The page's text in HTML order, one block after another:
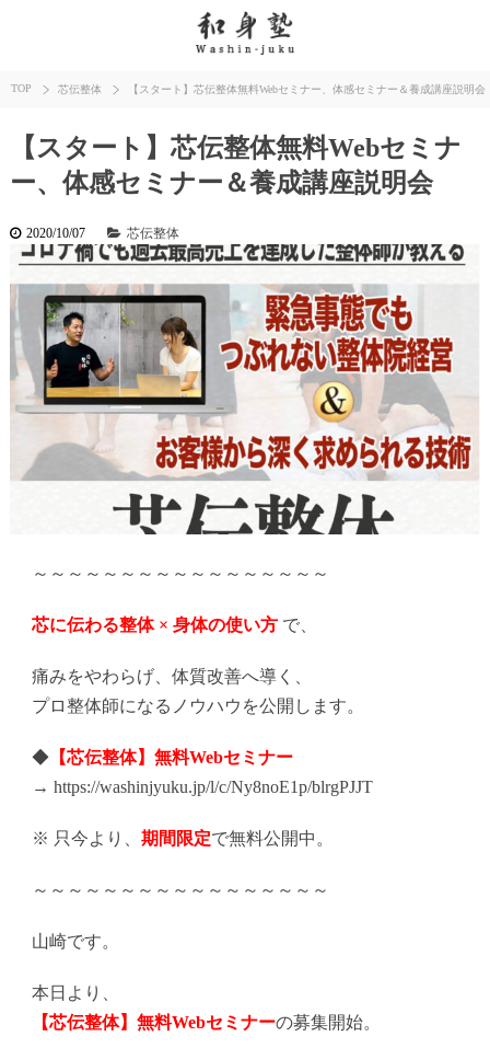
TOP 芯伝整体 【スタート】芯伝整体無料Webセミナー、体感セミナー＆養成講座説明
【スタート】芯伝整体無料Webセミナ
ー、体感セミナー＆養成講座説明会
2020/10/07 芯伝整体
～～～～～～～～～～～～～～～～～
芯に伝わる整体 × 身体の使い方で、
痛みをやわらげ、体質改善へ導く、
プロ整体師になるノウハウを公開します。
◆【芯伝整体】無料Webセミナー
→ https://washinjyuku.jp/l/c/Ny8noE1p/blrgPJJT
※ 只今より、 期間限定で無料公開中。
～～～～～～～～～～～～～～～～～
山崎です。
本日より、
【芯伝整体】無料Webセミナーの募集開始。